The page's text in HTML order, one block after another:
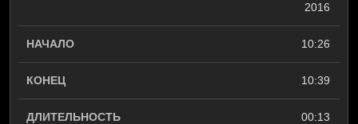
2016
10:26
10:39
00:13